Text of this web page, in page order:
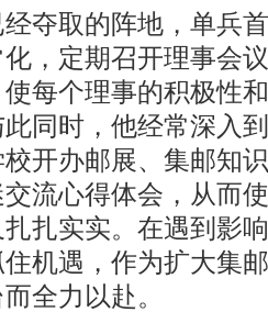
取的阵地，单兵首
，定期召开理事会
每个理事的积极性
同时，他经常深入
开办邮展、集邮知
流心得体会，从而
扎实实。在遇到影
机遇，作为扩大集
全力以赴。